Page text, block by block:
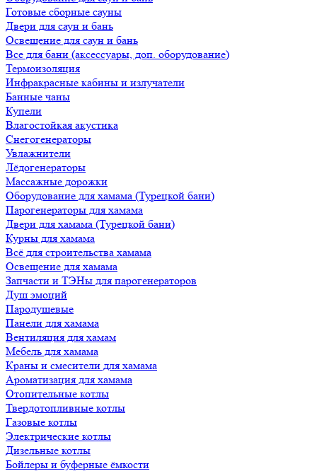
Готовые сборные сауны
Двери для саун и бань
Освещение для саун и бань
Все для бани (аксессуары, доп. оборудование)
Термоизоляция
Инфракрасные кабины и излучатели
Банные чаны
Купели
Влагостойкая акустика
Снегогенераторы
Увлажнители
Лёдогенераторы
Массажные дорожки
Оборудование для хамама (Турецкой бани)
Парогенераторы для хамама
Двери для хамама (Турецкой бани)
Курны для хамама
Всё для строительства хамама
Освещение для хамама
Запчасти и ТЭНы для парогенераторов
Душ эмоций
Пародушевые
Панели для хамама
Вентиляция для хамам
Мебель для хамама
Краны и смесители для хамама
Ароматизация для хамама
Отопительные котлы
Твердотопливные котлы
Газовые котлы
Электрические котлы
Дизельные котлы
Бойлеры и буферные ёмкости